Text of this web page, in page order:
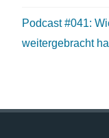
Podcast #041:
weitergebracht